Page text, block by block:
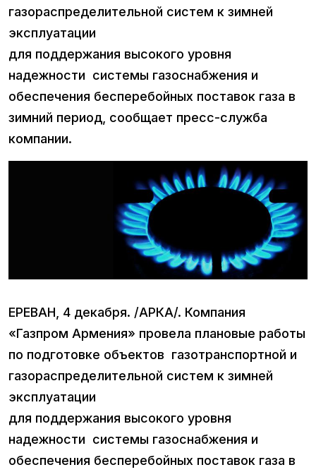
газораспределительной систем к зимней
эксплуатации
для поддержания высокого уровня
надежности системы газоснабжения и
обеспечения бесперебойных поставок газа в
зимний период, сообщает пресс-служба
компании.
ЕРЕВАН, 4 декабря. /АРКА/. Компания
«Газпром Армения» провела плановые работы
по подготовке объектов газотранспортной и
газораспределительной систем к зимней
эксплуатации
для поддержания высокого уровня
надежности системы газоснабжения и
обеспечения бесперебойных поставок газа в